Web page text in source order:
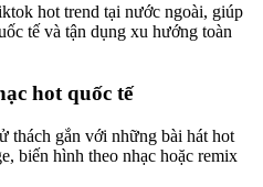
hot trend tại nước ngoài, giúp
tế và tận dụng xu hướng toàn
hot quốc tế
thách gắn với những bài hát hot
biến hình theo nhạc hoặc remix